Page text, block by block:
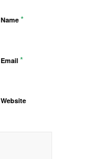
Name *
Email *
Website